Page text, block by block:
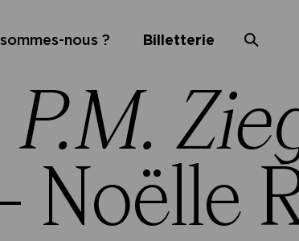
nous ? Billetterie
P.M.
Noëlle